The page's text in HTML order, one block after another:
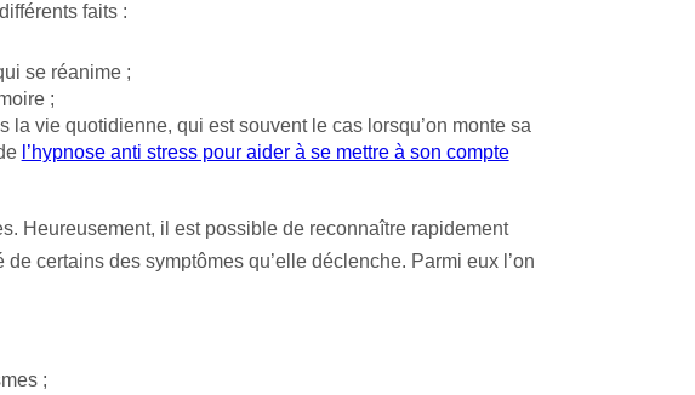
faits :
se réanime ;
;
la vie quotidienne, qui est souvent le cas lorsqu’on monte sa
l’hypnose anti stress pour aider à se mettre à son compte
Heureusement, il est possible de reconnaître rapidement
de certains des symptômes qu’elle déclenche. Parmi eux l’on
;